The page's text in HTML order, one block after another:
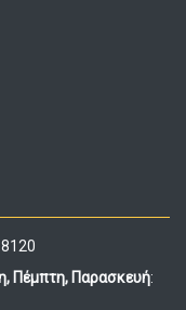
Πέμπτη, Παρασκευή: